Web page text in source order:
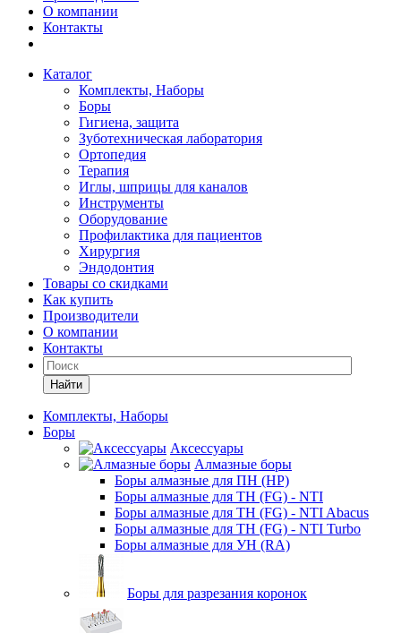
О компании
Контакты
Каталог
Комплекты, Наборы
Боры
Гигиена, защита
Зуботехническая лаборатория
Ортопедия
Терапия
Иглы, шприцы для каналов
Инструменты
Оборудование
Профилактика для пациентов
Хирургия
Эндодонтия
Товары со скидками
Как купить
Производители
О компании
Контакты
Найти
Комплекты, Наборы
Боры
Аксессуары
Алмазные боры
Боры алмазные для ПН (HP)
Боры алмазные для ТН (FG) - NTI
Боры алмазные для ТН (FG) - NTI Abacus
Боры алмазные для ТН (FG) - NTI Turbo
Боры алмазные для УН (RA)
Боры для разрезания коронок